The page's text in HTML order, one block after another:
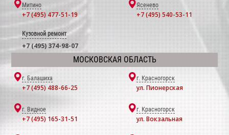
Митино
+7 (495) 477-51-19
Ясенево
+7 (495) 540-53-11
Кузовной ремонт
+7 (495) 374-98-07
МОСКОВСКАЯ ОБЛАСТЬ
г. Балашиха
+7 (495) 488-66-25
г. Красногорск
ул. Пионерская
г. Видное
+7 (495) 165-31-51
г. Красногорск
ул. Вокзальная